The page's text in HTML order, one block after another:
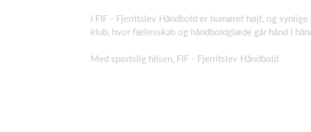
I FIF - Fjerritslev Håndbold er humøret højt, og
klub, hvor fællesskab og håndboldglæde går hånd i
Med sportslig hilsen, FIF - Fjerritslev Håndbold